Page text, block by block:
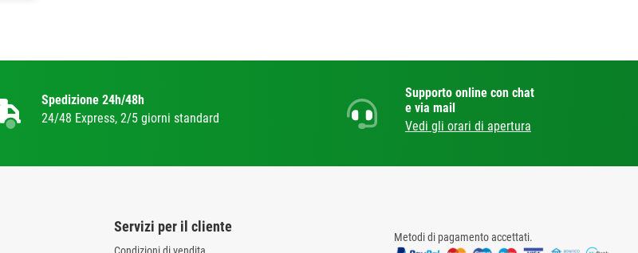
Spedizione 24h/48h
24/48 Express, 2/5 giorni standard
Supporto online con chat
e via mail
Vedi gli orari di apertura
Servizi per il cliente
Metodi di pagamento accettati.